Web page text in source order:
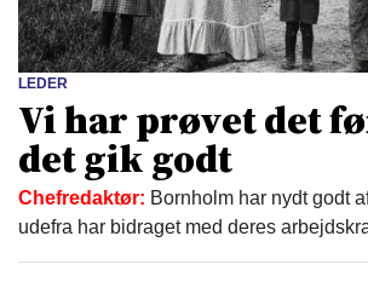
LEDER
Vi har prøvet det
det gik godt
Chefredaktør: Bornholm har nydt godt
udefra har bidraget med deres